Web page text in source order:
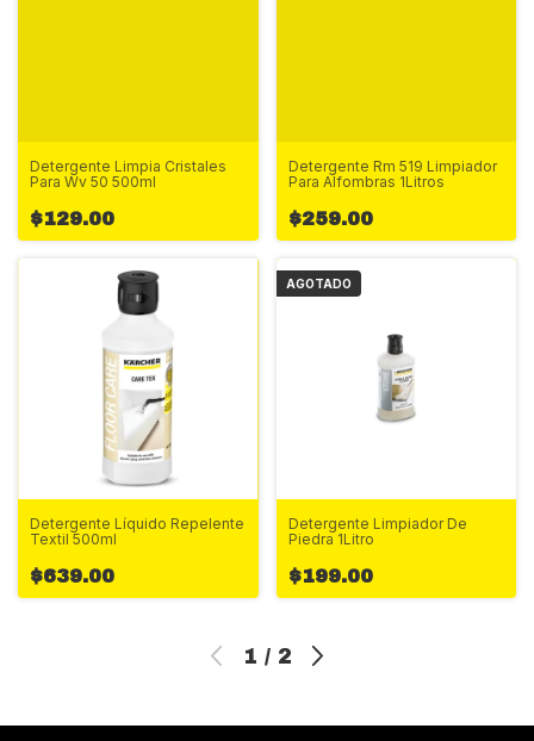
Detergente Limpia Cristales
Para Wv 50 500ml
$129.00
Detergente Rm 519 Limpiador
Para Alfombras 1Litros
$259.00
Detergente Líquido Repelente
Textil 500ml
$639.00
AGOTADO
Detergente Limpiador De
Piedra 1Litro
$199.00
1 / 2